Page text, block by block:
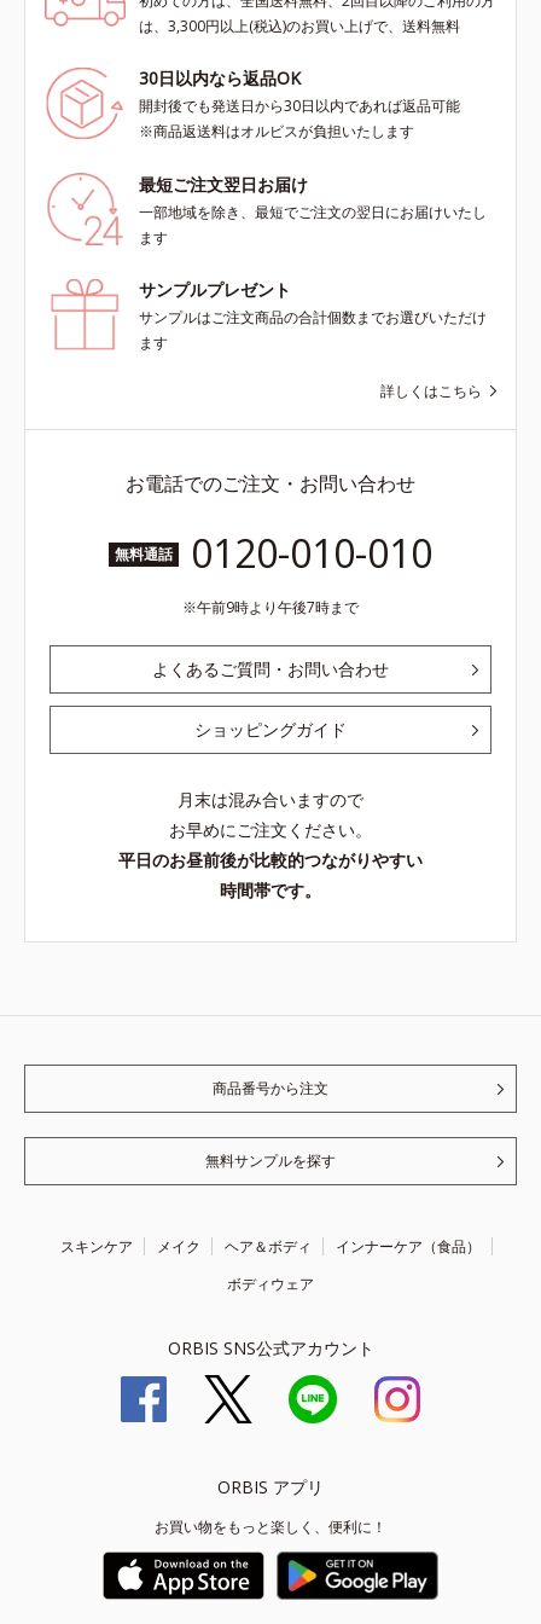
は、3,300円以上(税込)のお買い上げで、送料無料
30日以内なら返品OK
開封後でも発送日から30日以内であれば返品可能
※商品返送料はオルビスが負担いたします
最短ご注文翌日お届け
一部地域を除き、最短でご注文の翌日にお届けいたし
ます
サンプルプレゼント
サンプルはご注文商品の合計個数までお選びいただけ
ます
詳しくはこちら
お電話でのご注文・お問い合わせ
無料通話 0120-010-010
午前9時より午後7時まで
よくあるご質問・お問い合わせ
ショッピングガイド
月末は混み合いますので
お早めにご注文ください。
平日のお昼前後が比較的つながりやすい
時間帯です。
商品番号から注文
無料サンプルを探す
スキンケア メイク ヘア＆ボディ
インナーケア（食品）
ボディウェア
ORBIS SNS公式アカウント
ORBIS アプリ
お買い物をもっと楽しく、便利に！